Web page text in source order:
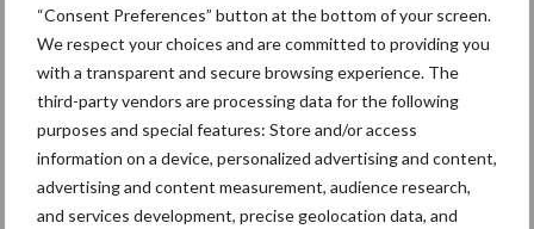
“Consent Preferences” button at the bottom of your screen.
We respect your choices and are committed to providing you
with a transparent and secure browsing experience. The
third-party vendors are processing data for the following
purposes and special features: Store and/or access
information on a device, personalized advertising and content,
advertising and content measurement, audience research,
and services development, precise geolocation data, and
gen!"
Op 6 februari vond de MASTERCLASS-DAG Reinigen in het Riwal
Hoogwerkers stadion van FC Dordrecht plaats. Deze dag was
georganiseerd door Edgar van Engelen van Clear4Clean. Numatic
verzorgde de masterclass machinaal vloeronderhoud ... Lees meer